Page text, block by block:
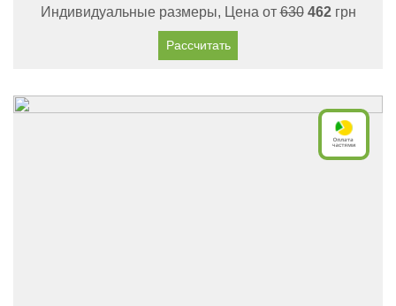
Индивидуальные размеры, Цена от630 462грн
Рассчитать